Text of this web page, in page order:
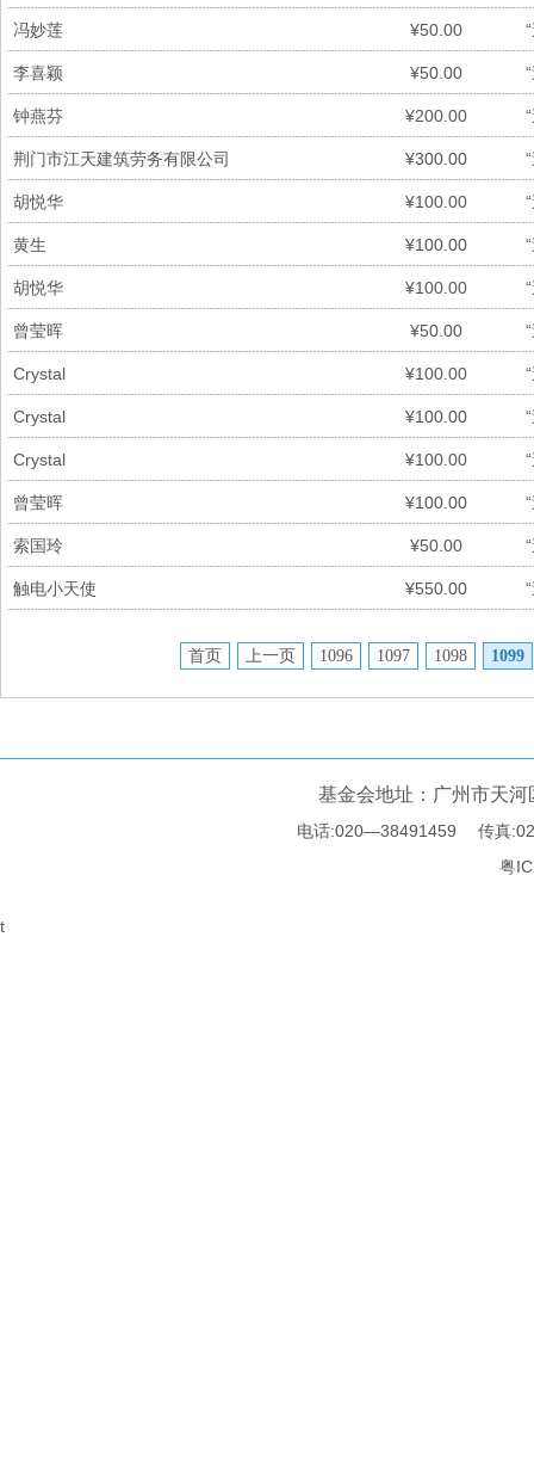
冯妙莲 ¥50.00
李喜颖 ¥50.00
钟燕芬 ¥200.00
荆门市江天建筑劳务有限公司 ¥300.00
胡悦华 ¥100.00
黄生 ¥100.00
胡悦华 ¥100.00
曾莹晖 ¥50.00
Crystal ¥100.00
Crystal ¥100.00
Crystal ¥100.00
曾莹晖 ¥100.00
索国玲 ¥50.00
触电小天使 ¥550.00
首页 上一页 1096 1097 1098 1099
基金会地址：广州市天
电话:020—38491459 传真
粤
t